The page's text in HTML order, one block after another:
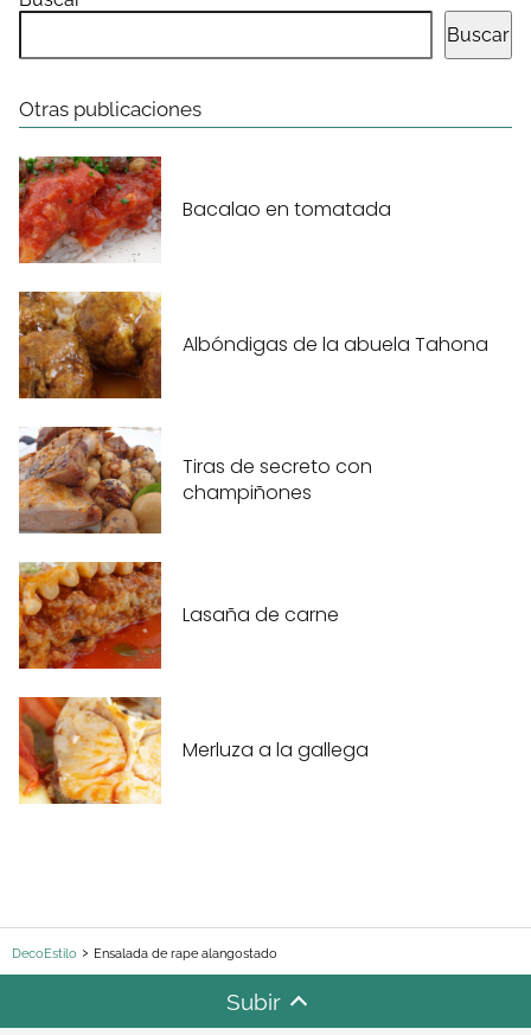
Buscar
Otras publicaciones
Bacalao en tomatada
Albóndigas de la abuela Tahona
Tiras de secreto con
champiñones
Lasaña de carne
Merluza a la gallega
DecoEstilo Ensalada de rape alangostado
Subir